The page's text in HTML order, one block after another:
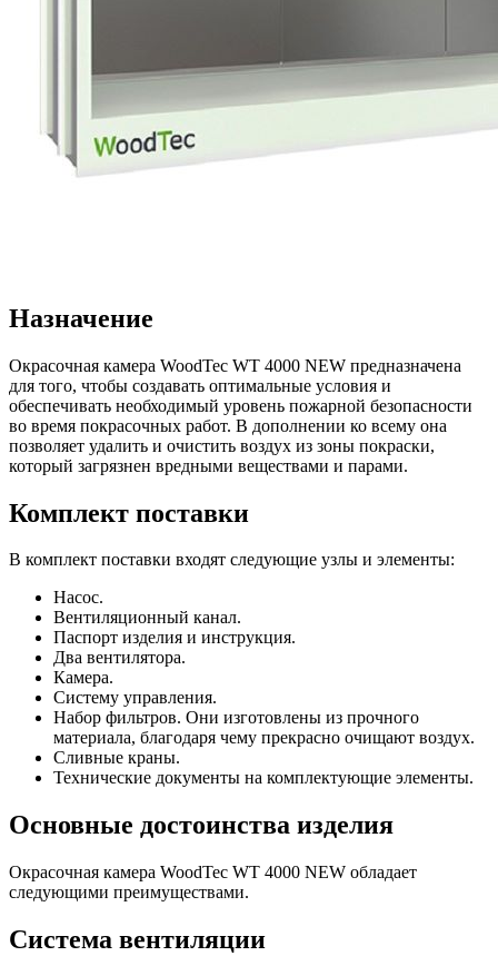
Назначение
Окрасочная камера WoodTec WT 4000 NEW предназначена
для того, чтобы создавать оптимальные условия и
обеспечивать необходимый уровень пожарной безопасности
во время покрасочных работ. В дополнении ко всему она
позволяет удалить и очистить воздух из зоны покраски,
который загрязнен вредными веществами и парами.
Комплект поставки
В комплект поставки входят следующие узлы и элементы:
Насос.
Вентиляционный канал.
Паспорт изделия и инструкция.
Два вентилятора.
Камера.
Систему управления.
Набор фильтров. Они изготовлены из прочного
материала, благодаря чему прекрасно очищают воздух.
Сливные краны.
Технические документы на комплектующие элементы.
Основные достоинства изделия
Окрасочная камера WoodTec WT 4000 NEW обладает
следующими преимуществами.
Система вентиляции